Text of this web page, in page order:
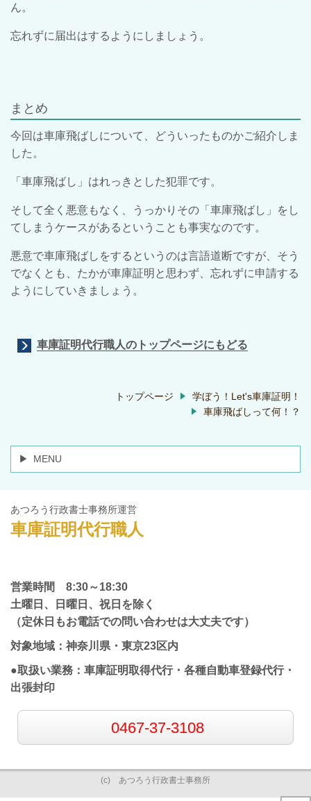
ん。
忘れずに届出はするようにしましょう。
まとめ
今回は車庫飛ばしについて、どういったものかご紹介しま
した。
「車庫飛ばし」はれっきとした犯罪です。
そして全く悪意もなく、うっかりその「車庫飛ばし」をし
てしまうケースがあるということも事実なのです。
悪意で車庫飛ばしをするというのは言語道断ですが、そう
でなくとも、たかが車庫証明と思わず、忘れずに申請する
ようにしていきましょう。
車庫証明代行職人のトップページにもどる
トップページ
学ぼう！Let's車庫証明！
車庫飛ばしって何！？
MENU
あつろう行政書士事務所運営
車庫証明代行職人
営業時間 8:30～18:30
土曜日、日曜日、祝日を除く
（定休日もお電話での問い合わせは大丈夫です）
対象地域：神奈川県・東京23区内
●取扱い業務：車庫証明取得代行・各種自動車登録代行・
出張封印
0467-37-3108
(c) あつろう行政書士事務所